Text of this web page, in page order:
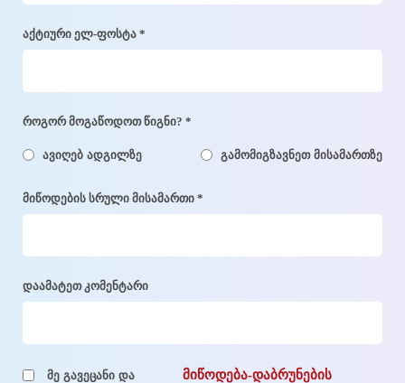
აქტიური ელ-ფოსტა *
როგორ მოგაწოდოთ წიგნი? *
ავიღებ ადგილზე გამომიგზავნეთ მისამართზე
მიწოდების სრული მისამართი *
დაამატეთ კომენტარი
მე გავეცანი და
მიწოდება-დაბრუნების